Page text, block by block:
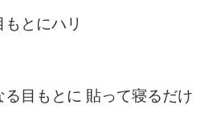
とにハリ
目もとに 貼って寝るだけ